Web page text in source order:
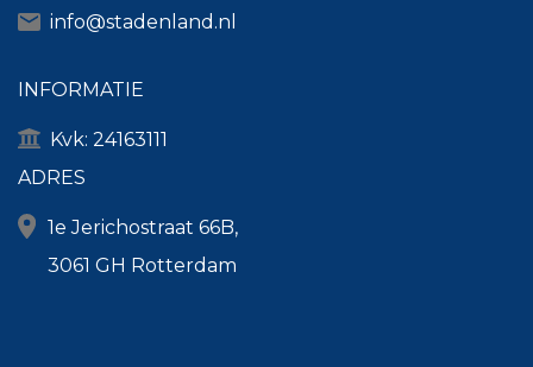
info@stadenland.nl
INFORMATIE
Kvk: 24163111
ADRES
1e Jerichostraat 66B,
3061 GH Rotterdam